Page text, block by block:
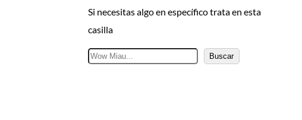
Si necesitas algo en específico trata en esta
casilla
B
Buscar